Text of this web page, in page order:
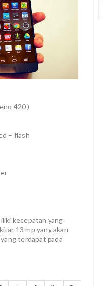
420 )
– flash
kecepatan yang
13 mp yang akan
terdapat pada